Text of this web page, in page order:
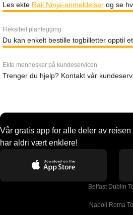
Les ekte Rail Ninja-anmeldelserog se
Fleksibel planlegging
Du kan enkelt bestille togbilletter opptil
Ekte mennesker på kundeservicen
Trenger du hjelp? Kontakt vår
Vår gratis app for alle deler av
har aldri vært enklere!
Belfast Dublin
Napoli Roma